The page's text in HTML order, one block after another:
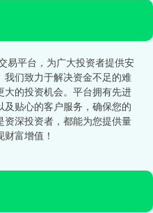
易平台，为广大投资者提供安
们致力于解决资金不足的难
的投资机会。平台拥有先进
贴心的客户服务，确保您的
深投资者，都能为您提供量
富增值！